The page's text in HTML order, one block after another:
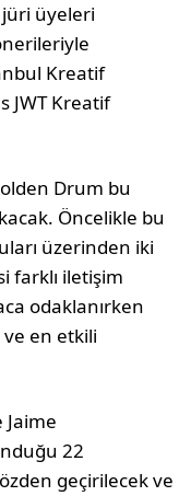
üyeleri
Kreatif
JWT Kreatif
Drum bu
Öncelikle bu
üzerinden iki
farklı iletişim
odaklanırken
en etkili
22
geçirilecek ve